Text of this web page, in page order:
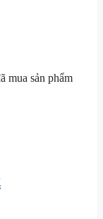
mua sản phẩm